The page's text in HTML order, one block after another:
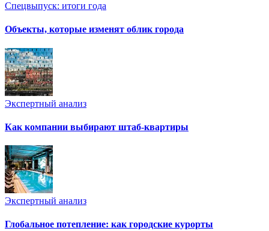
Спецвыпуск: итоги года
Объекты, которые изменят облик города
Экспертный анализ
Как компании выбирают штаб-квартиры
Экспертный анализ
Глобальное потепление: как городские курорты